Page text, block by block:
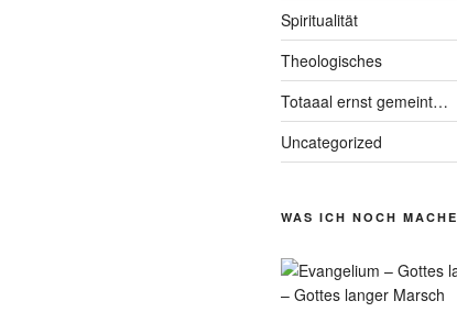
Spiritualität
Theologisches
Totaaal ernst gemeint…
Uncategorized
WAS ICH NOCH MACHE
– Gottes langer Marsch